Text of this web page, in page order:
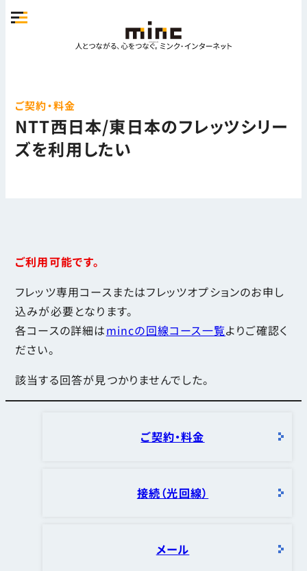
ご契約・料金
NTT西日本/東日本のフレッツシリー
ズを利用したい
ご利用可能です。
フレッツ専用コースまたはフレッツオプションのお申し
込みが必要となります。
各コースの詳細はmincの回線コース一覧よりご確認く
ださい。
該当する回答が見つかりませんでした。
ご契約・料金
接続（光回線）
メール